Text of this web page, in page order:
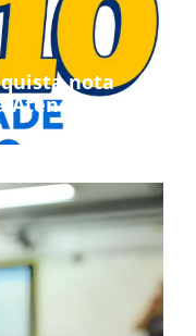
nota
Atenção